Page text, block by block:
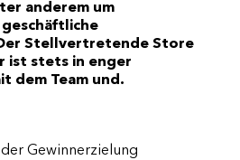
anderem um
Stellvertretende Store
ist stets in enger
dem Team und.
Gewinnerzielung